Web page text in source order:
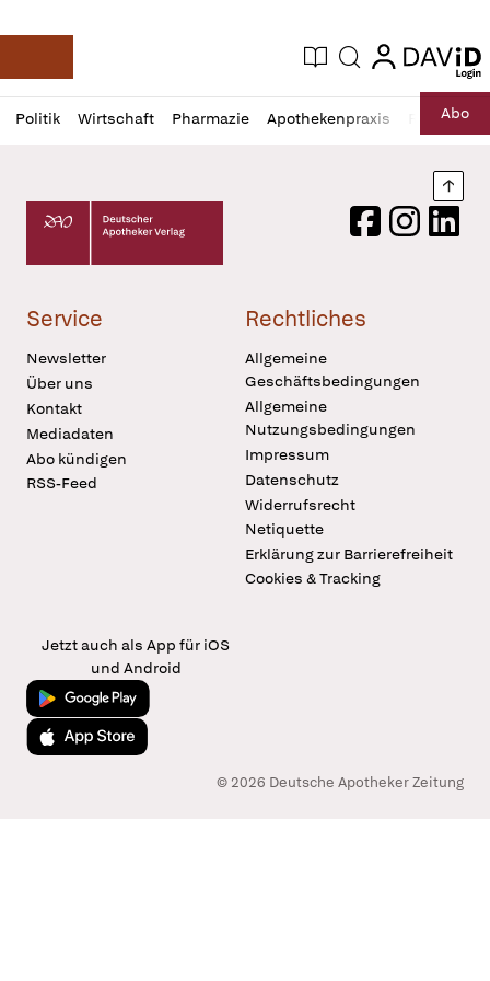
Deutsche Apotheker Zeitung
Aktuelle Ausgabe
Suche login
login
Politik Wirtschaft Pharmazie Apothekenpraxis RechtAbo
Profil
öffnen
Daz
Pur
Deutscher Apotheker Verlag Logo
FacebookInstagram
Service
Newsletter
Über uns
Kontakt
Mediadaten
Abo kündigen
RSS-Feed
Rechtliches
Allgemeine
Geschäftsbedingungen
Allgemeine
Nutzungsbedingungen
Impressum
Datenschutz
Widerrufsrecht
Netiquette
Erklärung zur Barrierefreiheit
Cookies & Tracking
Jetzt auch als App für iOS
und Android
Jetzt bei Google Play
Laden im App Store
© 2026 Deutsche Apotheker Zeitung